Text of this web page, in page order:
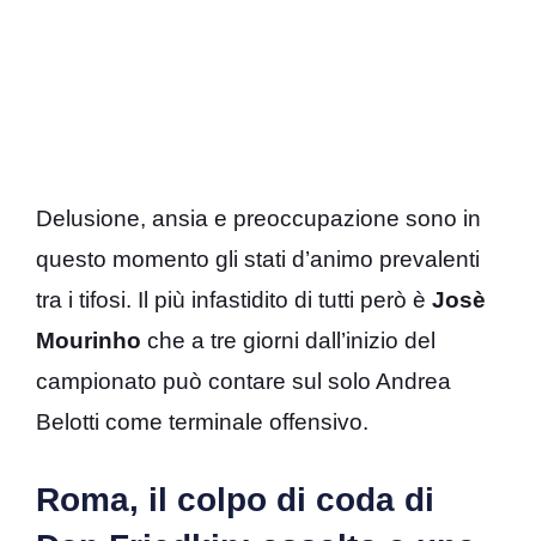
Delusione, ansia e preoccupazione sono in
questo momento gli stati d’animo prevalenti
tra i tifosi. Il più infastidito di tutti però è Josè
Mourinho che a tre giorni dall’inizio del
campionato può contare sul solo Andrea
Belotti come terminale offensivo.
Roma, il colpo di coda di